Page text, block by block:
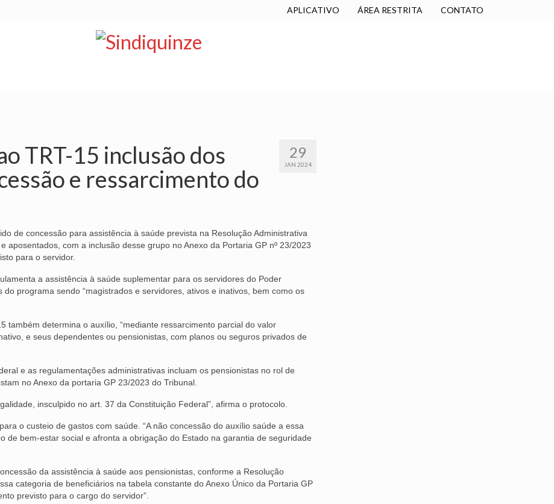
APLICATIVO ÁREA RESTRITA CONTATO
29
JAN 2024
TRT-15 inclusão dos
e ressarcimento do
de concessão para assistência à saúde prevista na Resolução Administrativa
aposentados, com a inclusão desse grupo no Anexo da Portaria GP nº 23/2023
para o servidor.
a assistência à saúde suplementar para os servidores do Poder
programa sendo “magistrados e servidores, ativos e inativos, bem como os
também determina o auxílio, “mediante ressarcimento parcial do valor
e seus dependentes ou pensionistas, com planos ou seguros privados de
e as regulamentações administrativas incluam os pensionistas no rol de
no Anexo da portaria GP 23/2023 do Tribunal.
insculpido no art. 37 da Constituição Federal”, afirma o protocolo.
o custeio de gastos com saúde. “A não concessão do auxílio saúde a essa
de bem-estar social e afronta a obrigação do Estado na garantia de seguridade
da assistência à saúde aos pensionistas, conforme a Resolução
categoria de beneficiários na tabela constante do Anexo Único da Portaria GP
previsto para o cargo do servidor”.